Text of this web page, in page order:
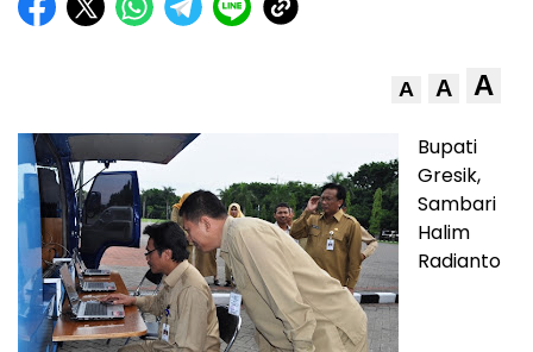
A A A
Bupati
Gresik,
Sambari
Halim
Radianto